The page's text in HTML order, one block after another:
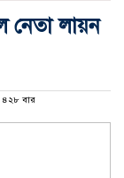
নেতা লায়ন
বার